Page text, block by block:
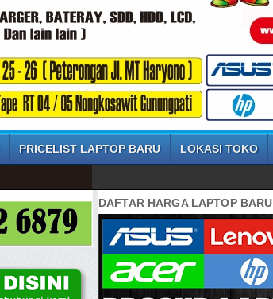
PRICELIST LAPTOP BARU LOKASI TOKO
DAFTAR HARGA LAPTOP BARU